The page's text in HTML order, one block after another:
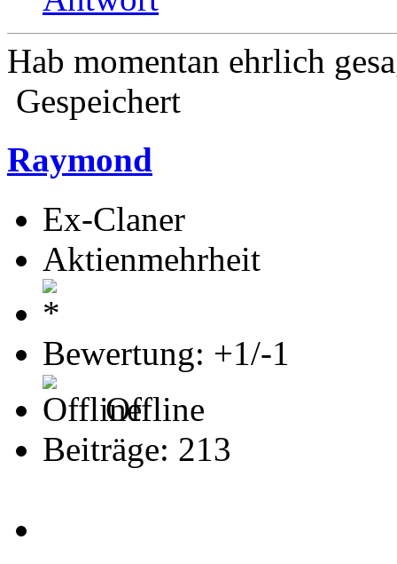
Hab momentan ehrlich
Gespeichert
Raymond
Ex-Claner
Aktienmehrheit
Bewertung: +1/-1
Offline
Beiträge: 213